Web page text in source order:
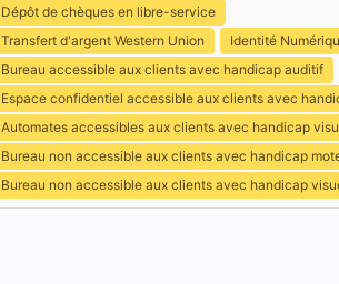
Dépôt de chèques en libre-service
Transfert d'argent Western Union
Identité
Bureau accessible aux clients avec handicap auditif
Espace confidentiel accessible aux clients avec
Automates accessibles aux clients avec handicap
Bureau non accessible aux clients avec handicap
Bureau non accessible aux clients avec handicap